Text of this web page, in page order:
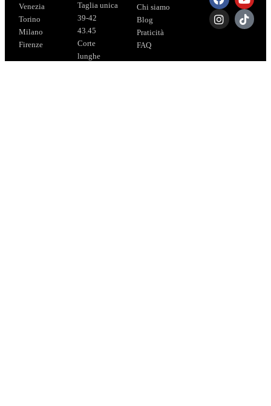
Venezia
Torino
Milano
Firenze
Taglia unica
39-42
43.45
Corte
lunghe
Chi siamo
Blog
Praticità
FAQ